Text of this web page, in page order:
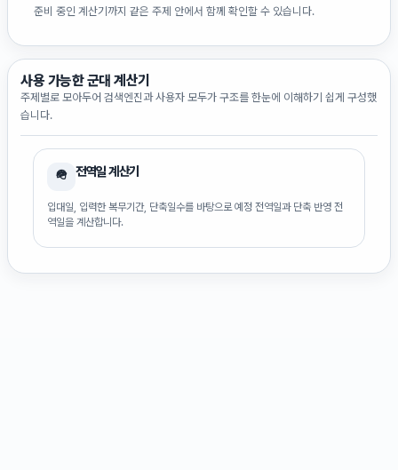
준비 중인 계산기까지 같은 주제 안에서 함께 확인할 수 있습니다.
사용 가능한군대 계산기
주제별로 모아두어 검색엔진과 사용자 모두가 구조를 한눈에 이해하기 쉽게 구성했
습니다.
🪖 전역일 계산기
입대일, 입력한 복무기간, 단축일수를 바탕으로 예정 전역일과 단축 반영 전
역일을 계산합니다.